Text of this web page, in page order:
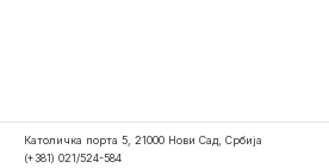
Католичка порта 5, 21000 Нови Сад, Србија
(+381) 021/524-584